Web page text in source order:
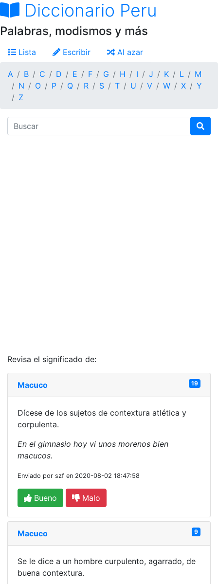
Diccionario Peru
Palabras, modismos y más
Lista Escribir Al azar
A B C D E F G H I J K L
M
N
O P Q R S T U V W X
Y
Z
Revisa el significado de:
Macuco 19
Dícese de los sujetos de contextura atlética y
corpulenta.
En el gimnasio hoy vi unos morenos bien
macucos.
Enviado por szf en 2020-08-02 18:47:58
Bueno Malo
Macuco 9
Se le dice a un hombre curpulento, agarrado, de
buena contextura.